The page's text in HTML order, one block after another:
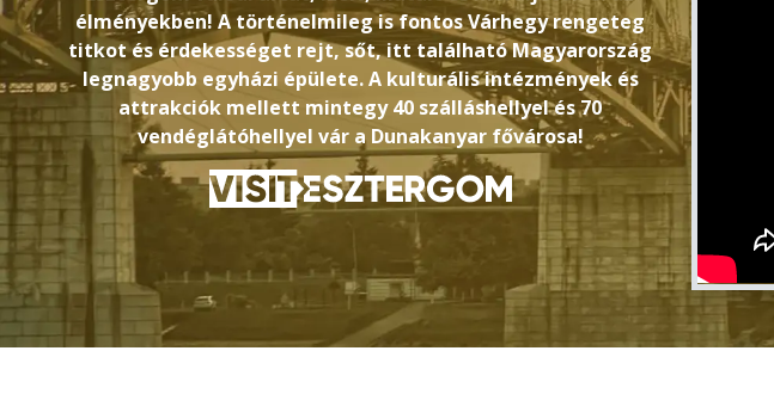
élményekben! A történelmileg is fontos Várhegy rengeteg
titkot és érdekességet rejt, sőt, itt található Magyarország
legnagyobb egyházi épülete. A kulturális intézmények és
attrakciók mellett mintegy 40 szálláshellyel és 70
vendéglátóhellyel vár a Dunakanyar fővárosa!